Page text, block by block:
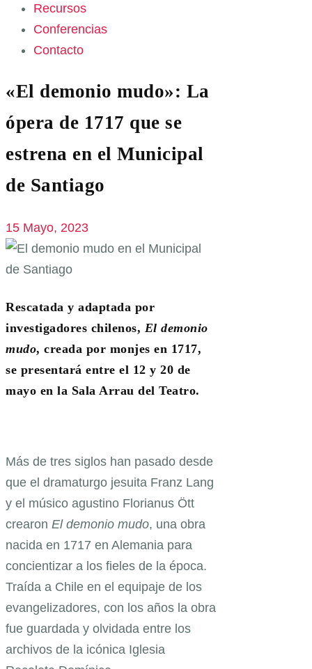
Recursos
Conferencias
Contacto
«El demonio mudo»: La
ópera de 1717 que se
estrena en el Municipal
de Santiago
15 Mayo, 2023
Rescatada y adaptada por
investigadores chilenos, El demonio
mudo, creada por monjes en 1717,
se presentará entre el 12 y 20 de
mayo en la Sala Arrau del Teatro.
Más de tres siglos han pasado desde
que el dramaturgo jesuita Franz Lang
y el músico agustino Florianus Ött
crearon El demonio mudo, una obra
nacida en 1717 en Alemania para
concientizar a los fieles de la época.
Traída a Chile en el equipaje de los
evangelizadores, con los años la obra
fue guardada y olvidada entre los
archivos de la icónica Iglesia